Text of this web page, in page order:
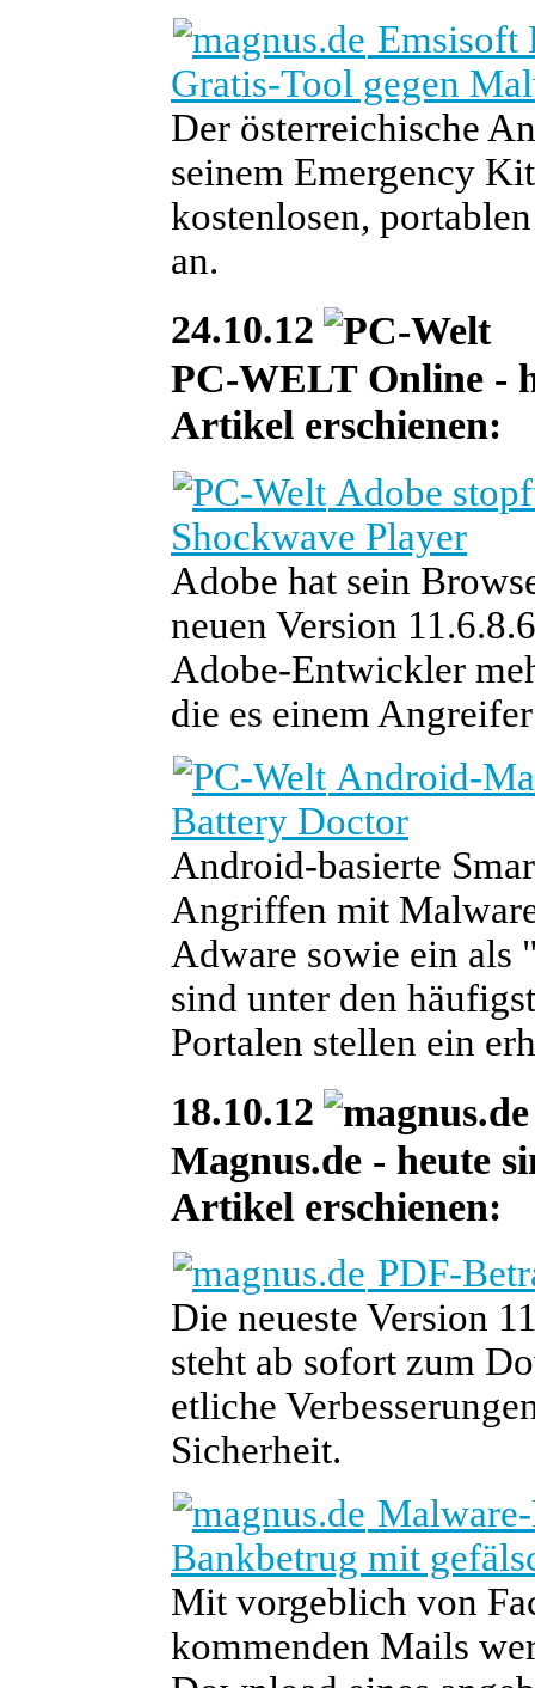
Emsisoft
Gratis-Tool gegen
Der österreichische
seinem Emergency
kostenlosen,
an.
24.10.12
PC-WELT Online -
Artikel erschienen:
Adobe
Shockwave Player
Adobe hat sein
neuen Version
Adobe-Entwickler
die es einem
Android-
Battery Doctor
Android-basierte
Angriffen mit
Adware sowie ein als
sind unter den
Portalen stellen ein
18.10.12
Magnus.de - heute
Artikel erschienen:
PDF-
Die neueste Version
steht ab sofort zum
etliche
Sicherheit.
Bankbetrug mit
Mit vorgeblich von
kommenden Mails